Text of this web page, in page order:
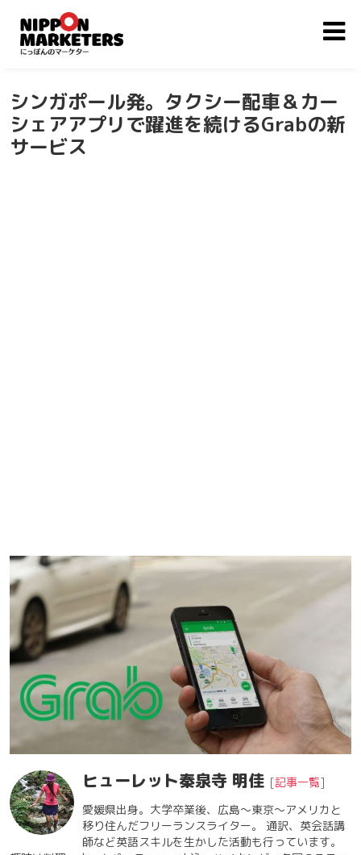
シンガポール発。タクシー配車＆カー
シェアアプリで躍進を続けるGrabの新
サービス
ヒューレット秦泉寺 明佳 [記事一覧]
愛媛県出身。大学卒業後、広島〜東京〜アメリカと
移り住んだフリーランスライター。 通訳、英会話講
師など英語スキルを生かした活動も行っています。